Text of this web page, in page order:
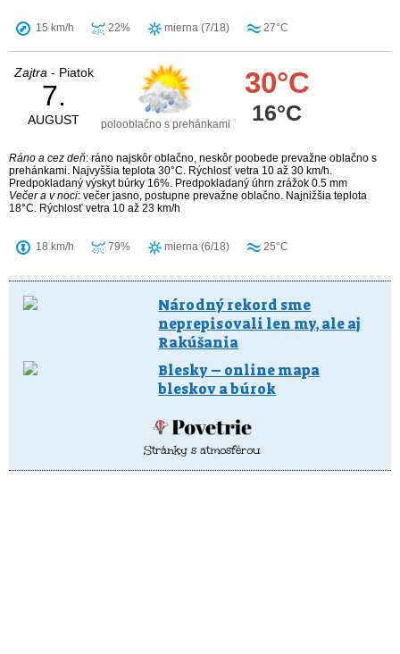
15 km/h 22% mierna (7/18) 27°C
Zajtra - Piatok
7.
AUGUST polooblačno s prehánkami
30°C
16°C
Ráno a cez deň: ráno najskôr oblačno, neskôr poobede prevažne oblačno s
prehánkami. Najvyššia teplota 30°C. Rýchlosť vetra 10 až 30 km/h.
Predpokladaný výskyt búrky 16%. Predpokladaný úhrn zrážok 0.5 mm
Večer a v noci: večer jasno, postupne prevažne oblačno. Najnižšia teplota
18°C. Rýchlosť vetra 10 až 23 km/h
18 km/h 79% mierna (6/18) 25°C
Národný rekord sme
neprepisovali len my, ale aj
Rakúšania
Blesky – online mapa
bleskov a búrok
Stránky s atmosférou